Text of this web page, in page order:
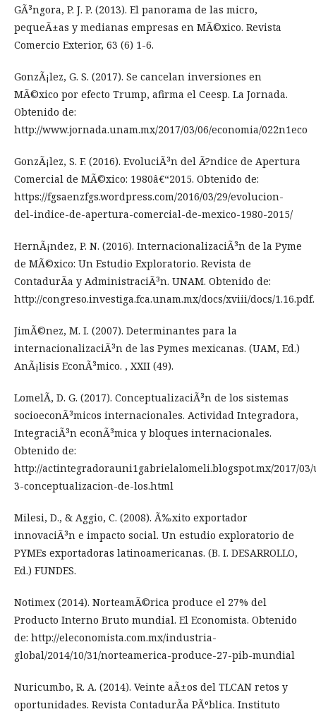
GÃ³ngora, P. J. P. (2013). El panorama de las micro,
pequeÃ±as y medianas empresas en MÃ©xico. Revista
Comercio Exterior, 63 (6) 1-6.
GonzÃ¡lez, G. S. (2017). Se cancelan inversiones en
MÃ©xico por efecto Trump, afirma el Ceesp. La Jornada.
Obtenido de:
http://www.jornada.unam.mx/2017/03/06/economia/022n1eco
GonzÃ¡lez, S. F. (2016). EvoluciÃ³n del Ã?ndice de Apertura
Comercial de MÃ©xico: 1980â€“2015. Obtenido de:
https://fgsaenzfgs.wordpress.com/2016/03/29/evolucion-
del-indice-de-apertura-comercial-de-mexico-1980-2015/
HernÃ¡ndez, P. N. (2016). InternacionalizaciÃ³n de la Pyme
de MÃ©xico: Un Estudio Exploratorio. Revista de
ContadurÃ­a y AdministraciÃ³n. UNAM. Obtenido de:
http://congreso.investiga.fca.unam.mx/docs/xviii/docs/1.16.pdf.
JimÃ©nez, M. I. (2007). Determinantes para la
internacionalizaciÃ³n de las Pymes mexicanas. (UAM, Ed.)
AnÃ¡lisis EconÃ³mico. , XXII (49).
LomelÃ­, D. G. (2017). ConceptualizaciÃ³n de los sistemas
socioeconÃ³micos internacionales. Actividad Integradora,
IntegraciÃ³n econÃ³mica y bloques internacionales.
Obtenido de:
http://actintegradorauni1gabrielalomeli.blogspot.mx/2017/
3-conceptualizacion-de-los.html
Milesi, D., & Aggio, C. (2008). Ã‰xito exportador
innovaciÃ³n e impacto social. Un estudio exploratorio de
PYMEs exportadoras latinoamericanas. (B. I. DESARROLLO,
Ed.) FUNDES.
Notimex (2014). NorteamÃ©rica produce el 27% del
Producto Interno Bruto mundial. El Economista. Obtenido
de: http://eleconomista.com.mx/industria-
global/2014/10/31/norteamerica-produce-27-pib-mundial
Nuricumbo, R. A. (2014). Veinte aÃ±os del TLCAN retos y
oportunidades. Revista ContadurÃ­a PÃºblica. Instituto